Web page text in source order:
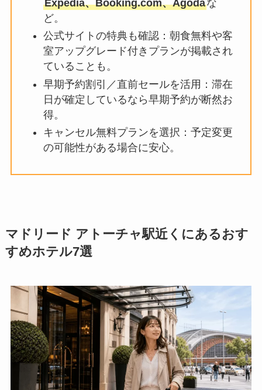
Expedia、Booking.com、Agodaな
ど。
公式サイトの特典も確認：朝食無料や客
室アップグレード付きプランが掲載され
ていることも。
早期予約割引／直前セールを活用：滞在
日が確定しているなら早期予約が断然お
得。
キャンセル無料プランを選択：予定変更
の可能性がある場合に安心。
マドリード アトーチャ駅近くにあるおす
すめホテル7選